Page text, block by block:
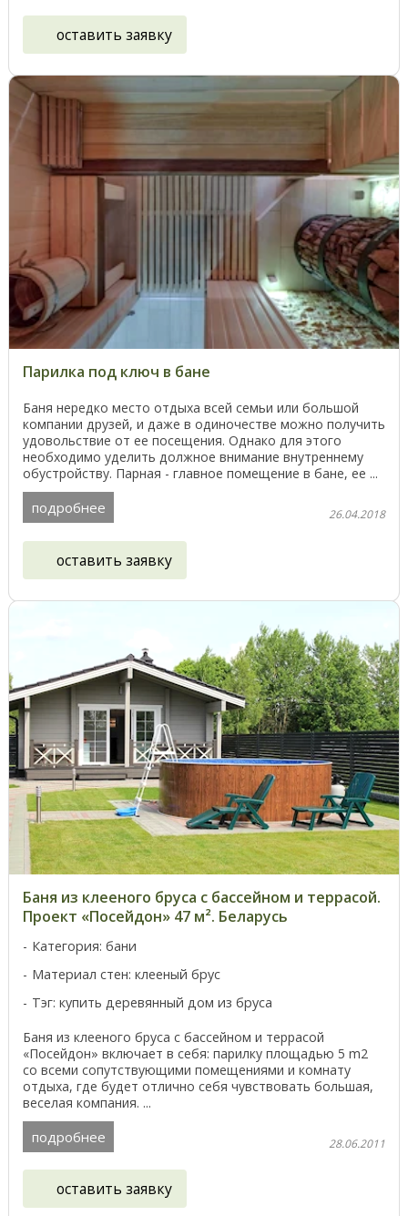
оставить заявку
Парилка под ключ в бане
Баня нередко место отдыха всей семьи или большой
компании друзей, и даже в одиночестве можно получить
удовольствие от ее посещения. Однако для этого
необходимо уделить должное внимание внутреннему
обустройству. Парная - главное помещение в бане, ее ...
подробнее 26.04.2018
оставить заявку
Баня из клееного бруса с бассейном и террасой.
Проект «Посейдон» 47 м². Беларусь
Категория: бани
Материал стен: клееный брус
Тэг: купить деревянный дом из бруса
Баня из клееного бруса с бассейном и террасой
«Посейдон» включает в себя: парилку площадью 5 m2
со всеми сопутствующими помещениями и комнату
отдыха, где будет отлично себя чувствовать большая,
веселая компания. ...
подробнее 28.06.2011
оставить заявку